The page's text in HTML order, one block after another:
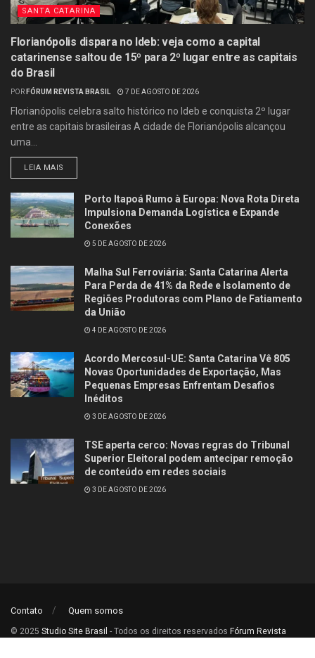
SANTA CATARINA
Florianópolis dispara no Ideb: veja como a capital
catarinense saltou de 15º para 2º lugar entre as capitais
do Brasil
POR FÓRUM REVISTA BRASIL 7 DE AGOSTO DE 2026
Florianópolis celebra salto histórico no Ideb e conquista 2º lugar
entre as capitais brasileiras A cidade de Florianópolis alcançou
uma...
LEIA MAIS
Porto Itapoá Rumo à Europa: Nova Rota Direta
Impulsiona Demanda Logística e Expande
Conexões
5 DE AGOSTO DE 2026
Malha Sul Ferroviária: Santa Catarina Alerta
Para Perda de 41% da Rede e Isolamento de
Regiões Produtoras com Plano de Fatiamento
da União
4 DE AGOSTO DE 2026
Acordo Mercosul-UE: Santa Catarina Vê 805
Novas Oportunidades de Exportação, Mas
Pequenas Empresas Enfrentam Desafios
Inéditos
3 DE AGOSTO DE 2026
TSE aperta cerco: Novas regras do Tribunal
Superior Eleitoral podem antecipar remoção
de conteúdo em redes sociais
3 DE AGOSTO DE 2026
Contato Quem somos
© 2025 Studio Site Brasil - Todos os direitos reservados Fórum Revista